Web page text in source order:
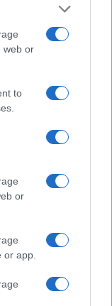
web or
to
or
app.
Facebook
Culture
Salute
Megachip
GiULia
Prima Pagina